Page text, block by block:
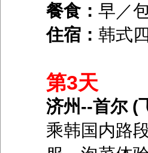
餐食： 早／
住宿： 韩式
第3天
济州--首尔 (
乘韩国内路